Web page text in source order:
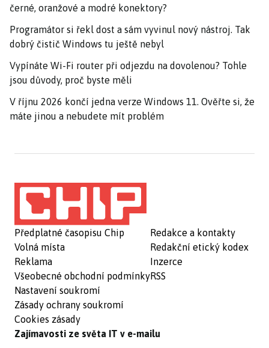
černé, oranžové a modré konektory?
Programátor si řekl dost a sám vyvinul nový nástroj. Tak
dobrý čistič Windows tu ještě nebyl
Vypínáte Wi-Fi router při odjezdu na dovolenou? Tohle
jsou důvody, proč byste měli
V říjnu 2026 končí jedna verze Windows 11. Ověřte si, že
máte jinou a nebudete mít problém
Předplatné časopisu Chip
Volná místa
Reklama
Všeobecné obchodní podmínky
Nastavení soukromí
Zásady ochrany soukromí
Cookies zásady
Redakce a kontakty
Redakční etický kodex
Inzerce
RSS
Zajímavosti ze světa IT v e-mailu